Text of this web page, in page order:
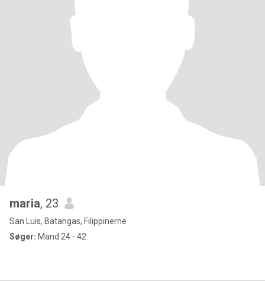
maria, 23
San Luis, Batangas, Filippinerne
Søger: Mand 24 - 42